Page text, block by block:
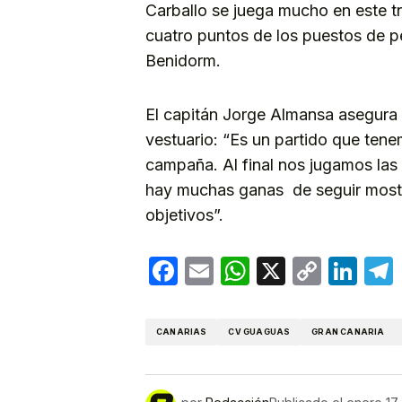
Carballo se juega mucho en este
cuatro puntos de los puestos de
Benidorm.
El capitán Jorge Almansa
vestuario: “Es un partido que
campaña. Al final nos jugamos
hay muchas ganas de seguir
objetivos”.
Facebook
EmailWhatsApp
X
Copy
CANARIAS CV GUAGUAS GRAN CANARIA